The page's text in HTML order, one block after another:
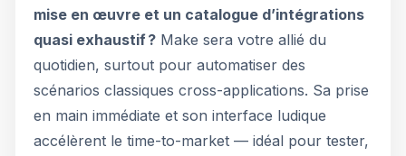
mise en œuvre et un catalogue d’intégrations
quasi exhaustif ? Make sera votre allié du
quotidien, surtout pour automatiser des
scénarios classiques cross-applications. Sa prise
en main immédiate et son interface ludique
accélèrent le time-to-market — idéal pour tester,